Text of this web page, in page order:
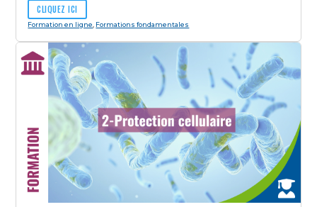
CLIQUEZ ICI
Formation en ligne, Formations fondamentales